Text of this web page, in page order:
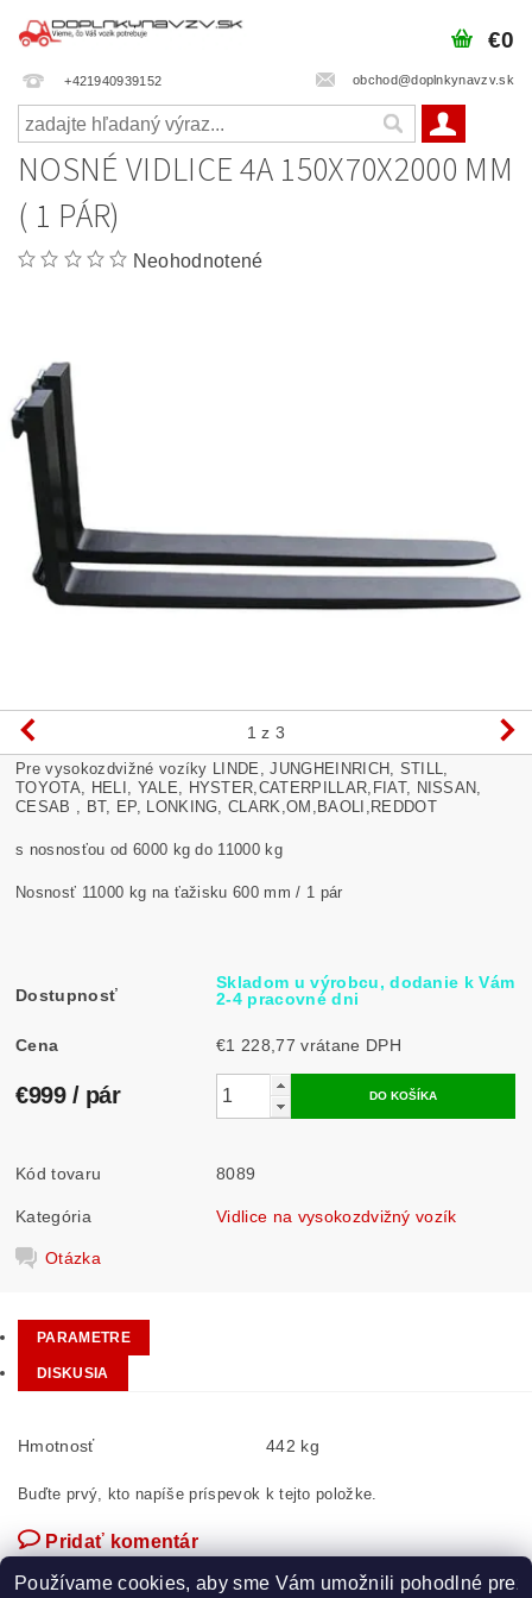
+421940939152 obchod@doplnkynavzv.sk
€0
NOSNÉ VIDLICE 4A 150X70X2000 MM
( 1 PÁR)
Neohodnotené
1 z 3
Pre vysokozdvižné vozíky LINDE, JUNGHEINRICH, STILL,
TOYOTA, HELI, YALE, HYSTER,CATERPILLAR,FIAT, NISSAN,
CESAB , BT, EP, LONKING, CLARK,OM,BAOLI,REDDOT
s nosnosťou od 6000 kg do 11000 kg
Nosnosť 11000 kg na ťažisku 600 mm / 1 pár
Dostupnosť
Skladom u výrobcu, dodanie k Vám
2-4 pracovné dni
Cena €1 228,77 vrátane DPH
€999 / pár
Kód tovaru 8089
Kategória Vidlice na vysokozdvižný vozík
Otázka
PARAMETRE
DISKUSIA
Hmotnosť 442 kg
Buďte prvý, kto napíše príspevok k tejto položke.
Pridať komentár
Používame cookies, aby sme Vám umožnili pohodlné